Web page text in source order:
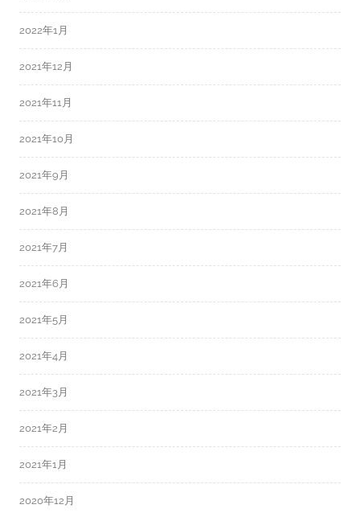
2022年1月
2021年12月
2021年11月
2021年10月
2021年9月
2021年8月
2021年7月
2021年6月
2021年5月
2021年4月
2021年3月
2021年2月
2021年1月
2020年12月